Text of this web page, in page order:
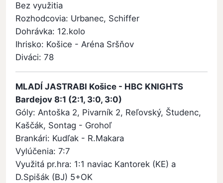
Bez využitia
Rozhodcovia: Urbanec, Schiffer
Dohrávka: 12.kolo
Ihrisko: Košice - Aréna Sršňov
Diváci: 78
MLADÍ JASTRABI Košice - HBC KNIGHTS
Bardejov 8:1 (2:1, 3:0, 3:0)
Góly: Antoška 2, Pivarník 2, Reľovský, Študenc,
Kaščák, Sontag - Grohoľ
Brankári: Kudľak - R.Makara
Vylúčenia: 7:7
Využitá pr.hra: 1:1 naviac Kantorek (KE) a
D.Spišák (BJ) 5+OK